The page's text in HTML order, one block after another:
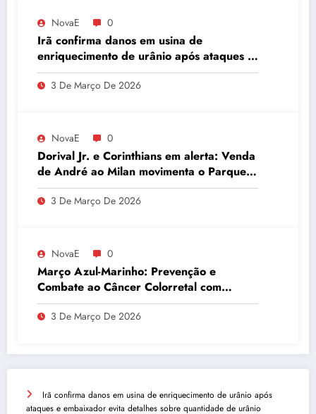
NovaE 0
Irã confirma danos em usina de
enriquecimento de urânio após ataques e
embaixador evita detalhes sobre
quantidade de urânio enriquecido
3 De Março De 2026
NovaE 0
Dorival Jr. e Corinthians em alerta: Venda
de André ao Milan movimenta o Parque
São Jorge
3 De Março De 2026
NovaE 0
Março Azul-Marinho: Prevenção e
Combate ao Câncer Colorretal com
Atividades Físicas
3 De Março De 2026
Irã confirma danos em usina de enriquecimento de urânio após
ataques e embaixador evita detalhes sobre quantidade de urânio